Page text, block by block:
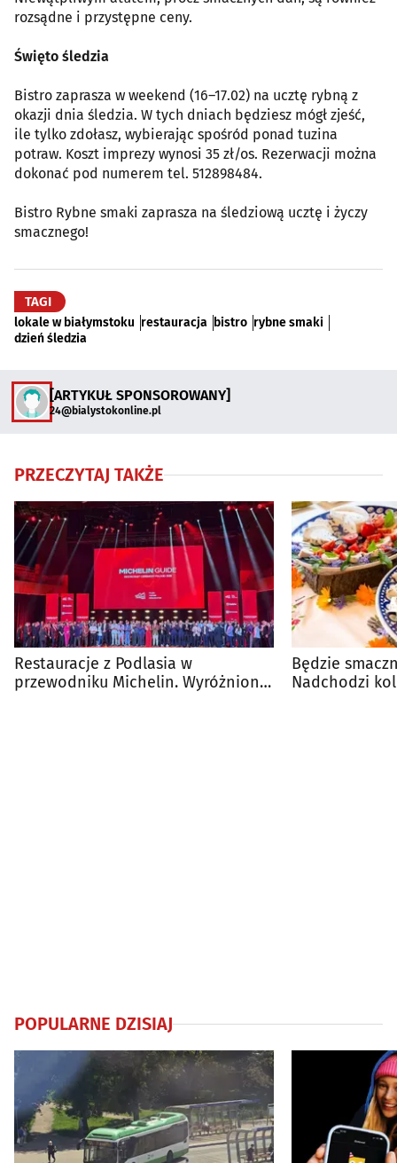
rozsądne i przystępne ceny.
Święto śledzia
Bistro zaprasza w weekend (16–17.02) na ucztę rybną z
okazji dnia śledzia. W tych dniach będziesz mógł zjeść,
ile tylko zdołasz, wybierając spośród ponad tuzina
potraw. Koszt imprezy wynosi 35 zł/os. Rezerwacji można
dokonać pod numerem tel. 512898484.
Bistro Rybne smaki zaprasza na śledziową ucztę i życzy
smacznego!
TAGI
lokale w białymstoku restauracja bistro rybne smaki
dzień śledzia
[ARTYKUŁ SPONSOROWANY]
24@bialystokonline.pl
PRZECZYTAJ TAKŻE
Restauracje z Podlasia w
przewodniku Michelin. Wyróżniono
Będzie
Nadchodzi
POPULARNE DZISIAJ